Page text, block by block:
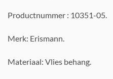
Productnummer : 10351-05.
Merk: Erismann.
Materiaal: Vlies behang.